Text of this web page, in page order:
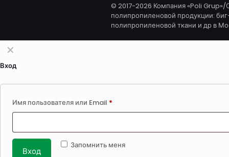
© 2017-2026 Компания «Poli
полипропиленовой продукции:
полипропиленовой ткани и др в
✕
Вход
Имя пользователя или Email *
Запомнить меня
Вход